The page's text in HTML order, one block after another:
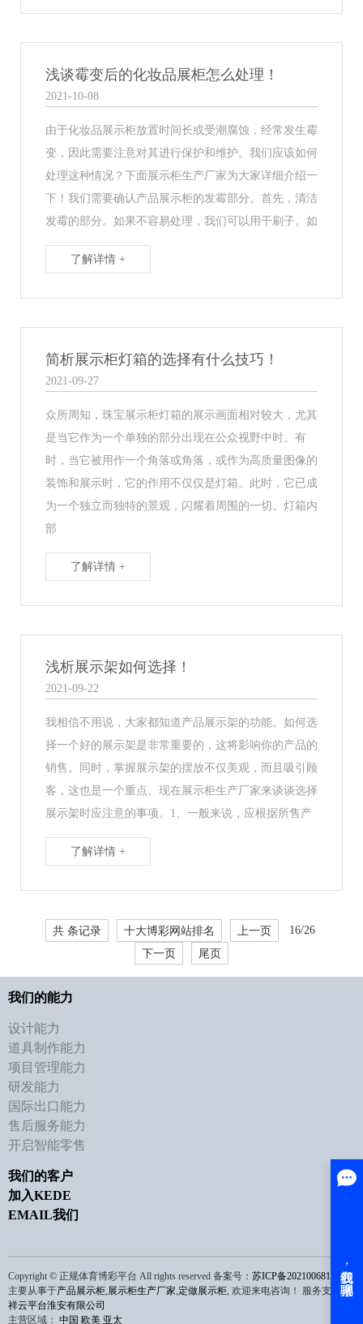
浅谈霉变后的化妆品展柜怎么处理！
2021-10-08
由于化妆品展示柜放置时间长或受潮腐蚀，经常发生霉
变，因此需要注意对其进行保护和维护。我们应该如何
处理这种情况？下面展示柜生产厂家为大家详细介绍一
下！我们需要确认产品展示柜的发霉部分。首先，清洁
发霉的部分。如果不容易处理，我们可以用干刷子。如
了解详情 +
简析展示柜灯箱的选择有什么技巧！
2021-09-27
众所周知，珠宝展示柜灯箱的展示画面相对较大，尤其
是当它作为一个单独的部分出现在公众视野中时。有
时，当它被用作一个角落或角落，或作为高质量图像的
装饰和展示时，它的作用不仅仅是灯箱。此时，它已成
为一个独立而独特的景观，闪耀着周围的一切。灯箱内
部
了解详情 +
浅析展示架如何选择！
2021-09-22
我相信不用说，大家都知道产品展示架的功能。如何选
择一个好的展示架是非常重要的，这将影响你的产品的
销售。同时，掌握展示架的摆放不仅美观，而且吸引顾
客，这也是一个重点。现在展示柜生产厂家来谈谈选择
展示架时应注意的事项。1、一般来说，应根据所售产
了解详情 +
共 条记录 十大博彩网站排名 上一页 16/26
下一页 尾页
我们的能力
设计能力
道具制作能力
项目管理能力
研发能力
国际出口能力
售后服务能力
开启智能零售
我们的客户
加入KEDE
EMAIL我们
Copyright © 正规体育博彩平台 All rights reserved 备案号： 苏ICP备2021006810号
主要从事于产品展示柜,展示柜生产厂家,定做展示柜, 欢迎来电咨询！ 服务支持：
祥云平台淮安有限公司
主营区域： 中国 欧美 亚太